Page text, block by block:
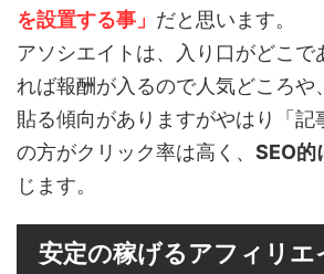
を設置する事」 だと思います。
アソシエイトは、入り口がどこで
れば報酬が入るので人気どころや
貼る傾向がありますがやはり「記
の方がクリック率は高く、 SEO的
じます。
安定の稼げるアフィリ